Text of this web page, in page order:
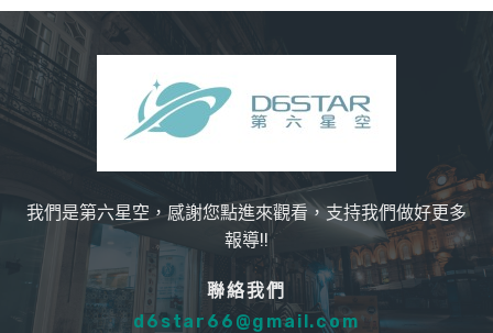
我們是第六星空，感謝您點進來觀看，支持我們做好更多
報導!!
聯絡我們
d6star66@gmail.com